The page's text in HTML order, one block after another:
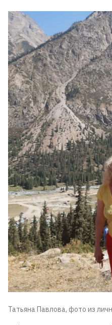
Татьяна Павлова, фото из